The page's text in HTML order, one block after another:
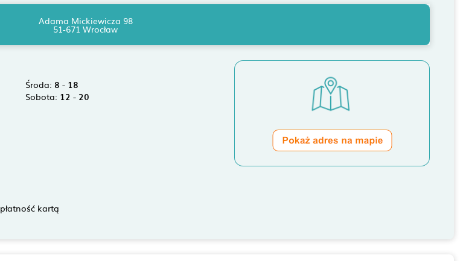
Adama Mickiewicza 98
51-671 Wrocław
Środa: 8 - 18
Sobota: 12 - 20
płatność kartą